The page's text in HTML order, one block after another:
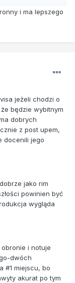
i ma lepszego
jeżeli chodzi o
będzie wybitnym
dobrych
z post upem,
docenili jego
jako rim
powinien być
wygląda
i notuje
dwóch
#1 miejscu, bo
akurat po tym